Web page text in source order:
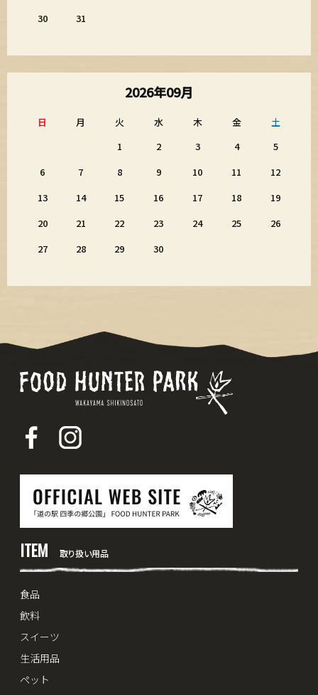
30
31
2026年09月
日 月 火 水 木 金
土
1
2 3 4
5
6
7 8 9 10 11
12
13
14 15 16 17 18
19
20
21 22 23 24 25
26
27
28 29 30
ITEM 取り扱い用品
食品
飲料
スイーツ
生活用品
ペット